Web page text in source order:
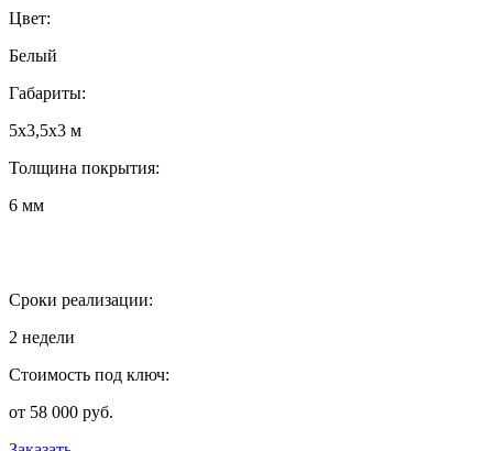
Цвет:
Белый
Габариты:
5х3,5х3 м
Толщина покрытия:
6 мм
Сроки реализации:
2 недели
Стоимость под ключ:
от 58 000 руб.